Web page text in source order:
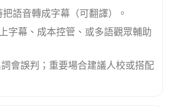
把語音轉成字幕（可翻譯）。
字幕、成本控管、或多語觀眾輔助
詞會誤判；重要場合建議人校或搭配